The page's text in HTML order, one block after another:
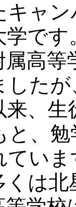
キャ
学です
高
した
来、
と、
てい
は